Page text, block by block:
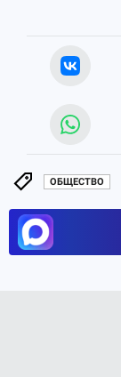
ОБЩЕСТВО